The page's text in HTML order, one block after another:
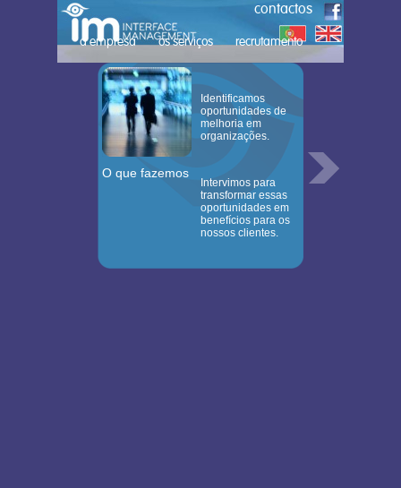
O que fazemos
Identificamos
oportunidades de
melhoria em
organizações.
Intervimos para
transformar essas
oportunidades em
benefícios para os
nossos clientes.
a empresa os serviços recrutamento
contactos